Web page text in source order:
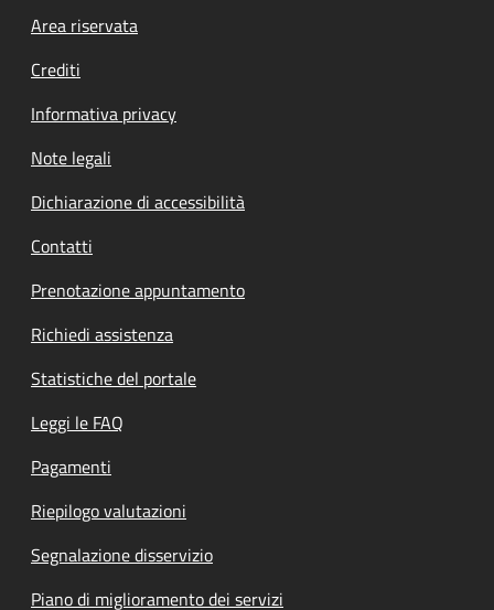
Footer menu
Area riservata
Crediti
Informativa privacy
Note legali
Dichiarazione di accessibilità
Contatti
Prenotazione appuntamento
Richiedi assistenza
Statistiche del portale
Leggi le FAQ
Pagamenti
Riepilogo valutazioni
Segnalazione disservizio
Piano di miglioramento dei servizi